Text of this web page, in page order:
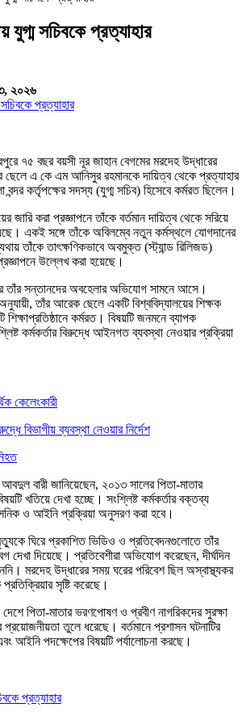
যুগ্ম সচিবকে প্রত্যাহার
২০২৬
৭৫ বছর বয়সী নূর জাহান বেগমের মরদেহ উদ্ধারের
ছেলে এ কে এম আনিসুর রহমানকে দায়িত্ব থেকে প্রত্যাহার
কর্তৃপক্ষের সদস্য (যুগ্ম সচিব) হিসেবে কর্মরত ছিলেন।
জারি করা প্রজ্ঞাপনে তাঁকে বর্তমান দায়িত্ব থেকে সরিয়ে
একই সঙ্গে তাঁকে অবিলম্বে নতুন কর্মস্থলে যোগদানের
তাঁকে তাৎক্ষণিকভাবে অবমুক্ত (স্ট্যান্ড রিলিজড)
উল্লেখ করা হয়েছে।
তাঁর সন্তানদের অবহেলার অভিযোগ সামনে আসে।
তাঁর আরেক ছেলে একটি বিশ্ববিদ্যালয়ের শিক্ষক
কর্মরত। বিষয়টি জনমনে ব্যাপক
কর্মকর্তার বিরুদ্ধে আইনগত ব্যবস্থা নেওয়ার প্রক্রিয়া
কেলেংকারী
বিভাগীয় ব্যবস্থা নেওয়ার নির্দেশ
বারী জানিয়েছেন, ২০১৩ সালের পিতা-মাতার
খতিয়ে দেখা হচ্ছে। সংশ্লিষ্ট কর্মকর্তার বক্তব্য
ও আইনি প্রক্রিয়া অনুসরণ করা হবে।
ঘিরে প্রকাশিত ভিডিও ও প্রতিবেদনগুলোতে তাঁর
দেখা দিয়েছে। প্রতিবেশীরা অভিযোগ করেছেন, দীর্ঘদিন
মরদেহ উদ্ধারের সময় ঘরের পরিবেশ ছিল অস্বাস্থ্যকর
সৃষ্টি করেছে।
পিতা-মাতার ভরণপোষণ ও প্রবীণ নাগরিকদের সুরক্ষা
তুলে ধরেছে। বর্তমানে প্রশাসন ঘটনাটির
আইনি পদক্ষেপের বিষয়টি পর্যালোচনা করছে।
প্রত্যাহার